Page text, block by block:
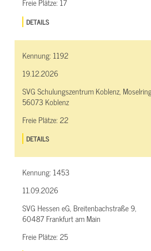
DETAILS
Kennung: 1192
19.12.2026
SVG Schulungszentrum Koblenz,
56073 Koblenz
Freie Plätze:22
DETAILS
Kennung: 1453
11.09.2026
SVG Hessen eG, Breitenbachstraße 9,
60487 Frankfurt am Main
Freie Plätze:25